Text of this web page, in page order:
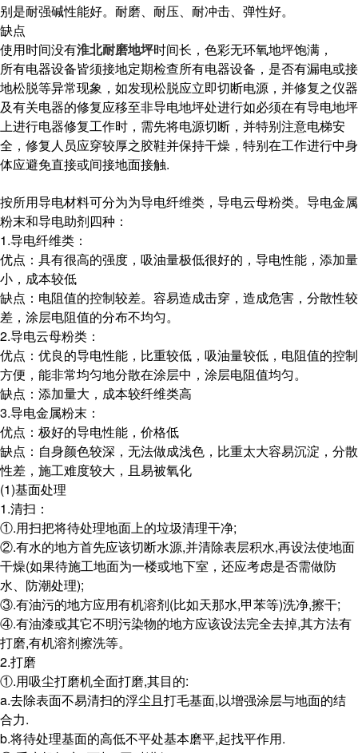
别是耐强碱性能好。耐磨、耐压、耐冲击、弹性好。
缺点
使用时间没有淮北耐磨地坪时间长，色彩无环氧地坪饱满，
所有电器设备皆须接地定期检查所有电器设备，是否有漏电或接
地松脱等异常现象，如发现松脱应立即切断电源，并修复之仪器
及有关电器的修复应移至非导电地坪处进行如必须在有导电地坪
上进行电器修复工作时，需先将电源切断，并特别注意电梯安
全，修复人员应穿较厚之胶鞋并保持干燥，特别在工作进行中身
体应避免直接或间接地面接触.
按所用导电材料可分为为导电纤维类，导电云母粉类。导电金属
粉末和导电助剂四种：
1.导电纤维类：
优点：具有很高的强度，吸油量极低很好的，导电性能，添加量
小，成本较低
缺点：电阻值的控制较差。容易造成击穿，造成危害，分散性较
差，涂层电阻值的分布不均匀。
2.导电云母粉类：
优点：优良的导电性能，比重较低，吸油量较低，电阻值的控制
方便，能非常均匀地分散在涂层中，涂层电阻值均匀。
缺点：添加量大，成本较纤维类高
3.导电金属粉末：
优点：极好的导电性能，价格低
缺点：自身颜色较深，无法做成浅色，比重太大容易沉淀，分散
性差，施工难度较大，且易被氧化
(1)基面处理
1.清扫：
①.用扫把将待处理地面上的垃圾清理干净;
②.有水的地方首先应该切断水源,并清除表层积水,再设法使地面
干燥(如果待施工地面为一楼或地下室，还应考虑是否需做防
水、防潮处理);
③.有油污的地方应用有机溶剂(比如天那水,甲苯等)洗净,擦干;
④.有油漆或其它不明污染物的地方应该设法完全去掉,其方法有
打磨,有机溶剂擦洗等。
2.打磨
①.用吸尘打磨机全面打磨,其目的:
a.去除表面不易清扫的浮尘且打毛基面,以增强涂层与地面的结
合力.
b.将待处理基面的高低不平处基本磨平,起找平作用.